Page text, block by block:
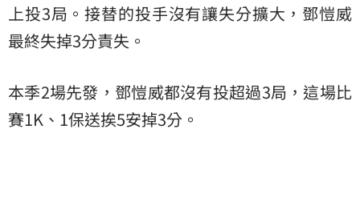
上投3局。接替的投手沒有讓失分擴大，鄧愷威
最終失掉3分責失。
本季2場先發，鄧愷威都沒有投超過3局，這場比
賽1K、1保送挨5安掉3分。